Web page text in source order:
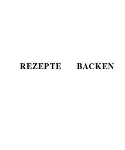
REZEPTE BACKEN